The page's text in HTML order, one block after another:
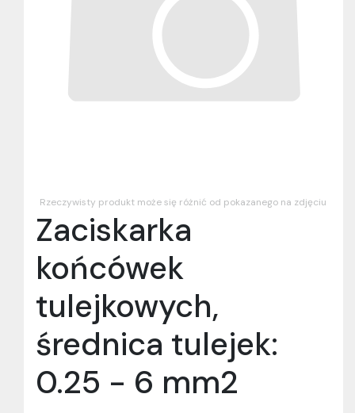
Rzeczywisty produkt może się różnić od pokazanego na zdjęciu
Zaciskarka
końcówek
tulejkowych,
średnica tulejek:
0.25 - 6 mm2